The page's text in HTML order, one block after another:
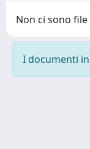
Non ci sono
I documenti